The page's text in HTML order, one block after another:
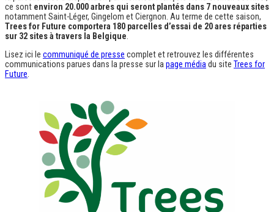
ce sont environ 20.000 arbres qui seront plantés dans 7 nouveaux sites
notamment Saint-Léger, Gingelom et Ciergnon. Au terme de cette saison,
Trees for Future comportera 180 parcelles d’essai de 20 ares réparties
sur 32 sites à travers la Belgique.
Lisez ici le communiqué de presse complet et retrouvez les différentes
communications parues dans la presse sur lapage médiadu site Trees for
Future.